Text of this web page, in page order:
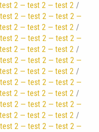
2 — test 2 — test 2
2 — test 2 — test 2 —
2 — test 2 — test 2
2 — test 2 — test 2 —
2 — test 2 — test 2
2 — test 2 — test 2 —
2 — test 2 — test 2
2 — test 2 — test 2 —
2 — test 2 — test 2
2 — test 2 — test 2 —
2 — test 2 — test 2
2 — test 2 — test 2 —